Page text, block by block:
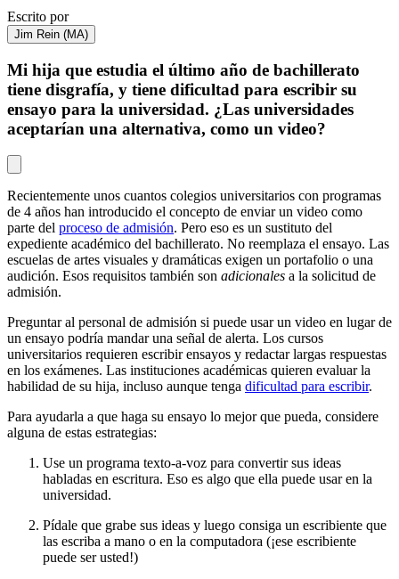
Escrito por
Jim Rein (MA)
Mi hija que estudia el último año de bachillerato
tiene disgrafía, y tiene dificultad para escribir su
ensayo para la universidad. ¿Las universidades
aceptarían una alternativa, como un video?
Recientemente unos cuantos colegios universitarios con programas
de 4 años han introducido el concepto de enviar un video como
parte del proceso de admisión. Pero eso es un sustituto del
expediente académico del bachillerato. No reemplaza el ensayo. Las
escuelas de artes visuales y dramáticas exigen un portafolio o una
audición. Esos requisitos también son adicionales a la solicitud de
admisión.
Preguntar al personal de admisión si puede usar un video en lugar de
un ensayo podría mandar una señal de alerta. Los cursos
universitarios requieren escribir ensayos y redactar largas respuestas
en los exámenes. Las instituciones académicas quieren evaluar la
habilidad de su hija, incluso aunque tenga dificultad para escribir.
Para ayudarla a que haga su ensayo lo mejor que pueda, considere
alguna de estas estrategias:
Use un programa texto-a-voz para convertir sus ideas
habladas en escritura. Eso es algo que ella puede usar en la
universidad.
Pídale que grabe sus ideas y luego consiga un escribiente que
las escriba a mano o en la computadora (¡ese escribiente
puede ser usted!)